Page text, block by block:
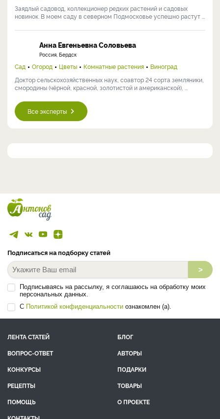
Заядлый садовод, коллекционер редких растений и садовых
новинок. В моем саду в северном Подмосковье успешно растут ...
Анна Евгеньевна Соловьева
Россия, Бердск
Сад Огород Цветы Комнатные растения
Виноград
Доктор сельскохозяйственных наук, соавтор 24 сорта земляники,
смородины (чёрной, красной, золотистой и американской), ...
Все эксперты
Подписаться на подборку статей
>
Подписываясь на рассылку, я соглашаюсь на обработку моих
персональных данных.
С Политикой конфиденциальности ознакомлен (а).
ЛЕНТА СТАТЕЙ
БЛОГ
ВОПРОС-ОТВЕТ
АВТОРЫ
КОНКУРСЫ
ПОДАРКИ
РЕЦЕПТЫ
ТОВАРЫ
ПОМОЩЬ
О ПРОЕКТЕ